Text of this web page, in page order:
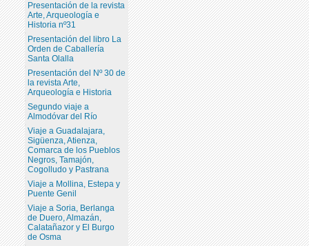
Presentación de la revista
Arte, Arqueología e
Historia nº31
Presentación del libro La
Orden de Caballería
Santa Olalla
Presentación del Nº 30 de
la revista Arte,
Arqueología e Historia
Segundo viaje a
Almodóvar del Río
Viaje a Guadalajara,
Sigüenza, Atienza,
Comarca de los Pueblos
Negros, Tamajón,
Cogolludo y Pastrana
Viaje a Mollina, Estepa y
Puente Genil
Viaje a Soria, Berlanga
de Duero, Almazán,
Calatañazor y El Burgo
de Osma